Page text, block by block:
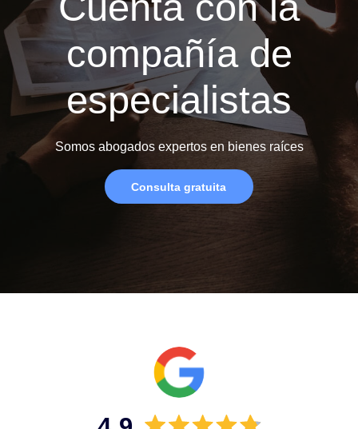
Cuenta con la
compañía de
especialistas
Somos abogados expertos en bienes raíces